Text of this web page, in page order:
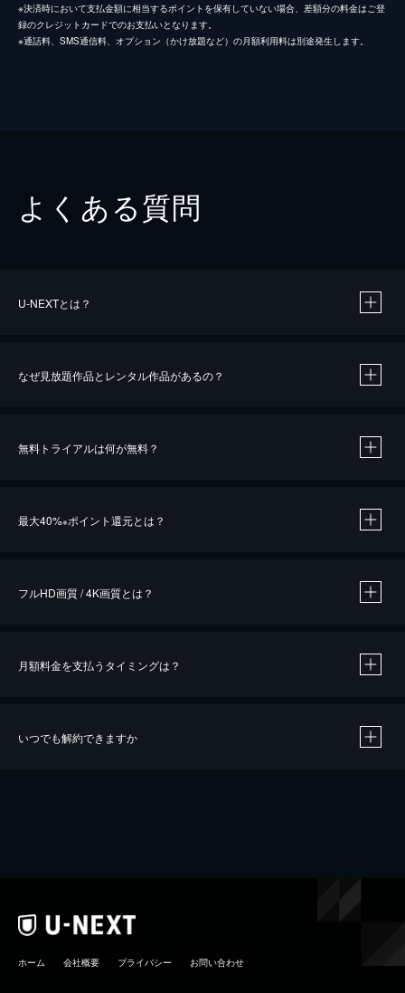
※決済時において支払金額に相当するポイントを保有していない場合、差額分の料金はご登
録のクレジットカードでのお支払いとなります。
※通話料、SMS通信料、オプション（かけ放題など）の月額利用料は別途発生します。
よくある質問
U-NEXTとは？
なぜ見放題作品とレンタル作品があるの？
無料トライアルは何が無料？
最大40%※ポイント還元とは？
※40％ポイント還元の対象は、クレジットカード決済による作品の購入 / レンタルです。
フルHD画質 / 4K画質とは？
月額料金を支払うタイミングは？
いつでも解約できますか
ホーム 会社概要 プライバシー お問い合わせ